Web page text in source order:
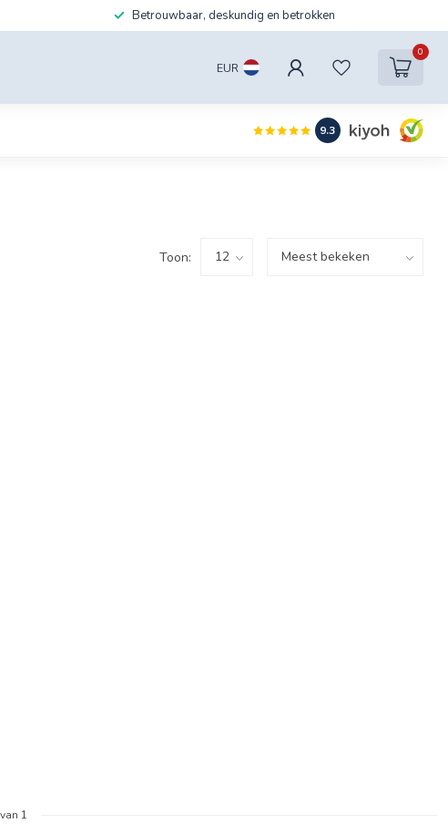
Betrouwbaar, deskundig en betrokken
EUR
0
9.3
Toon:
van 1